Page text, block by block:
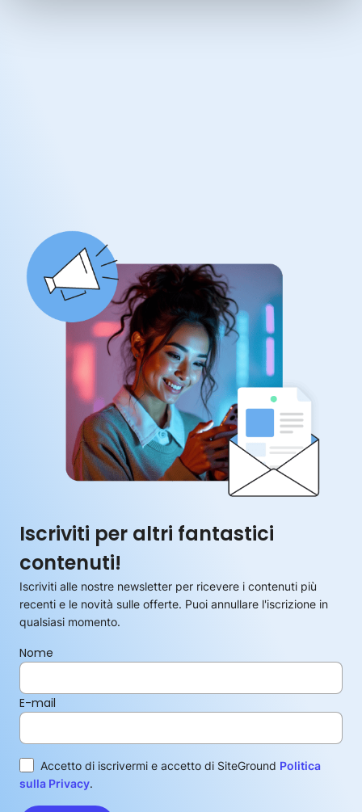
Iscriviti per altri fantastici
contenuti!
Iscriviti alle nostre newsletter per ricevere i contenuti più
recenti e le novità sulle offerte. Puoi annullare l'iscrizione in
qualsiasi momento.
Nome
E-mail
Accetto di iscrivermi e accetto di SiteGround Politica
sulla Privacy.